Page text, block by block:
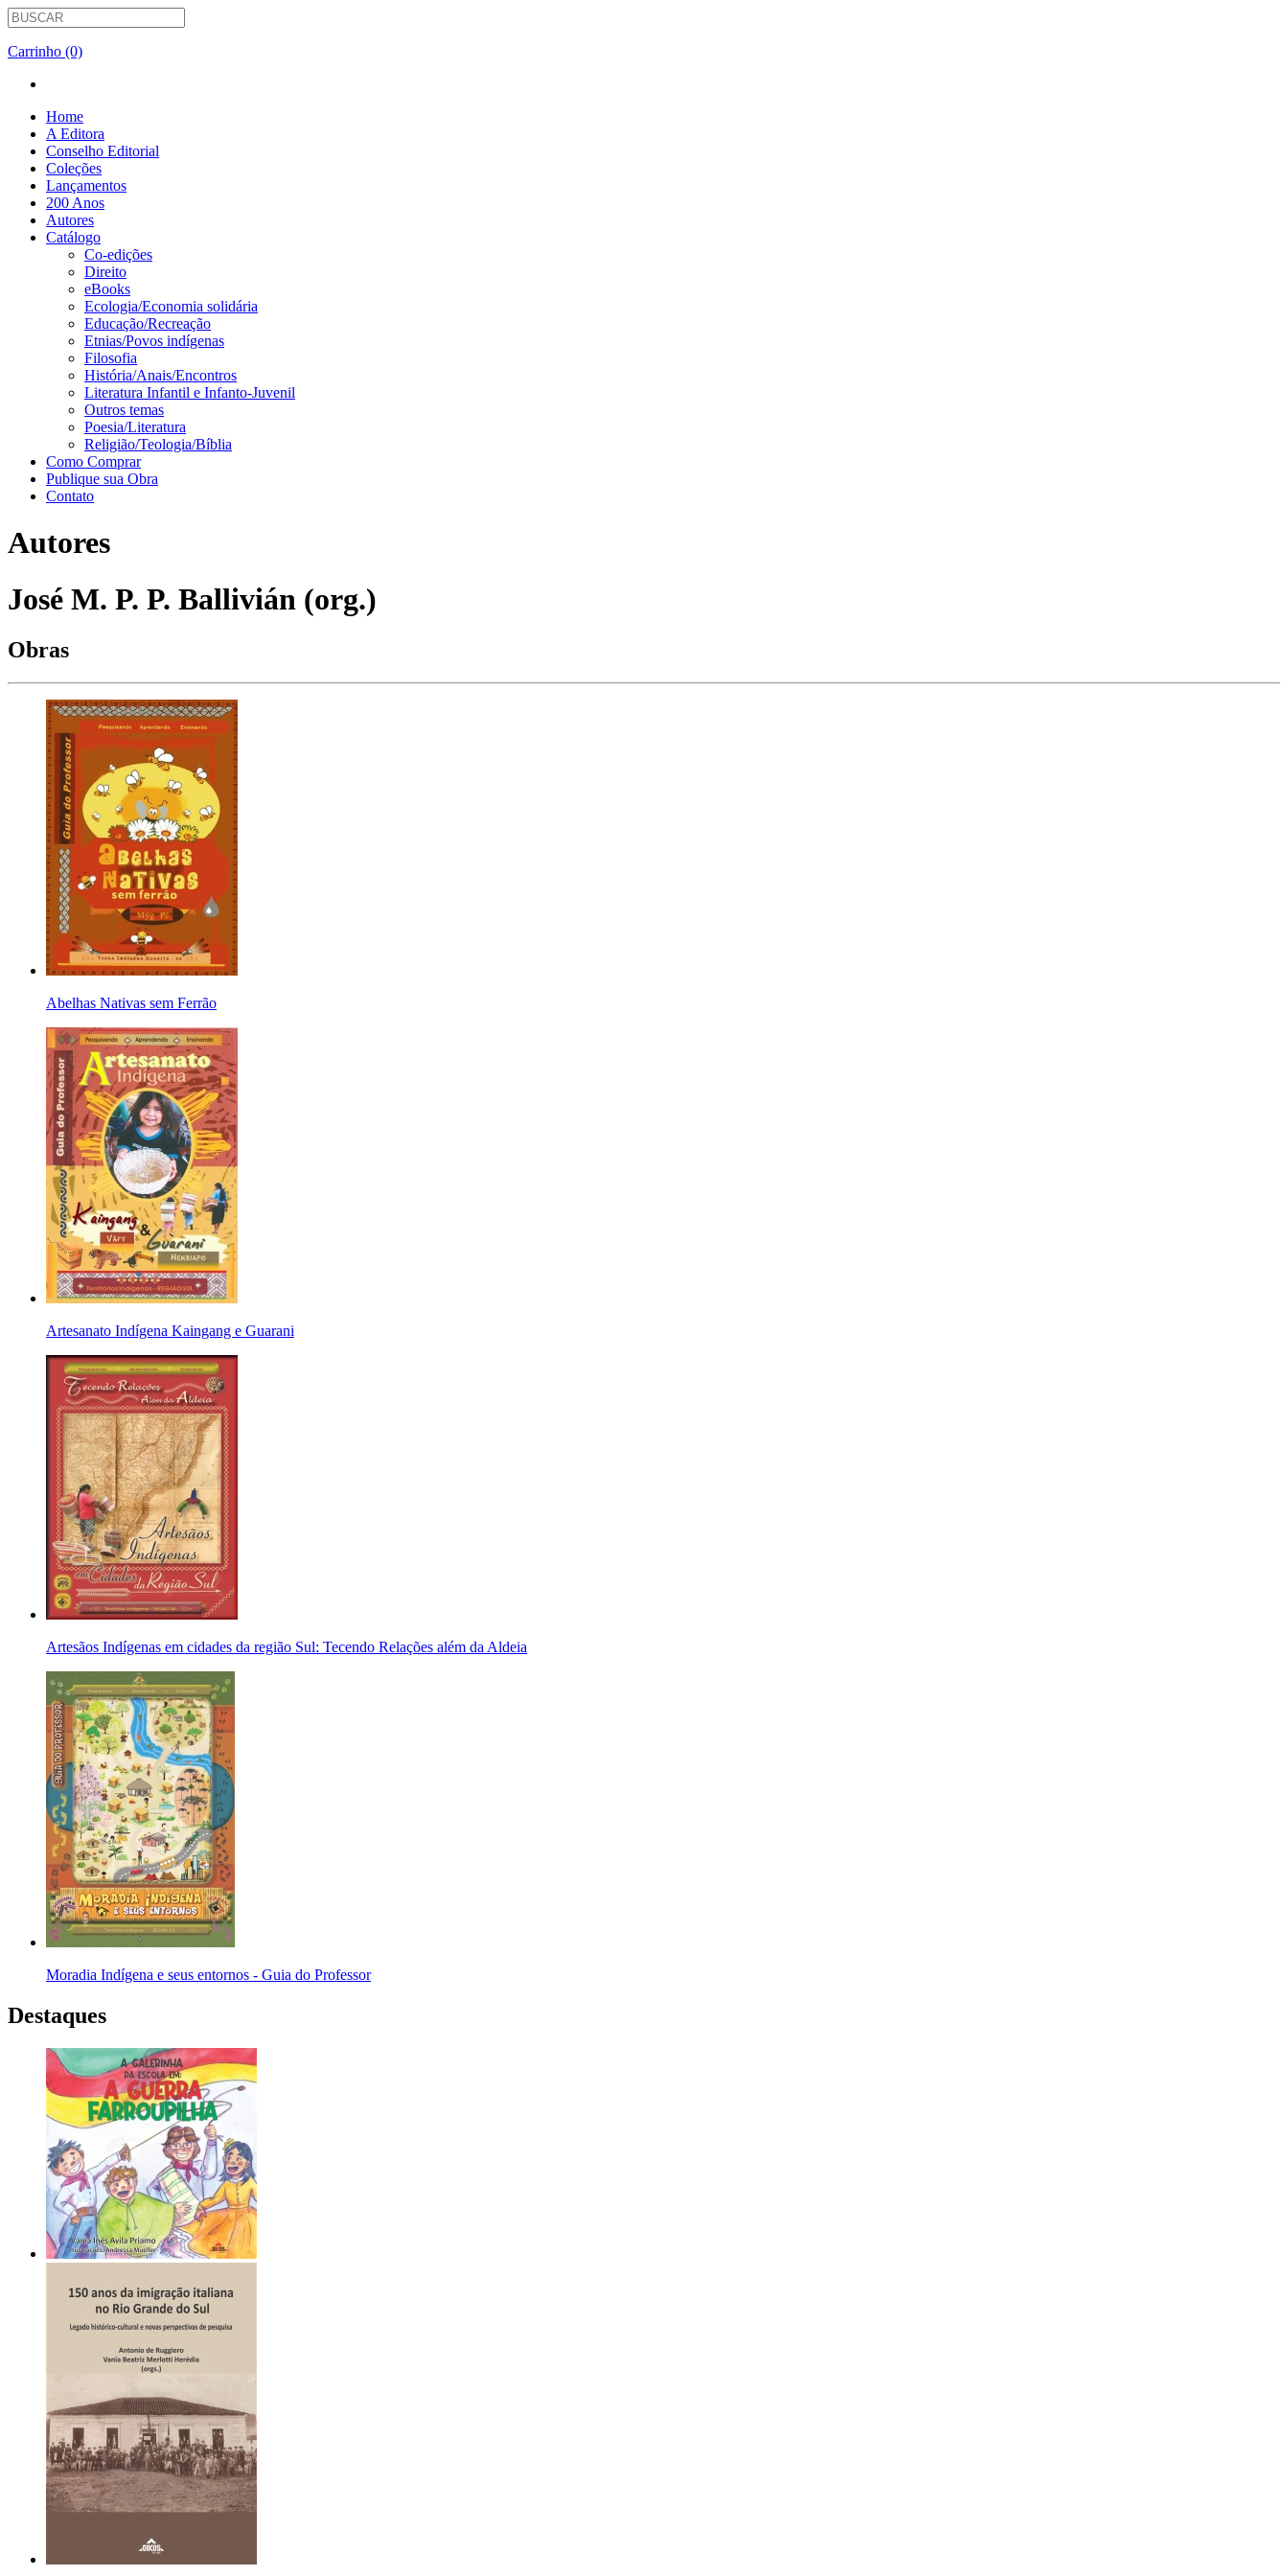
Carrinho (0)
Home
A Editora
Conselho Editorial
Coleções
Lançamentos
200 Anos
Autores
Catálogo
Co-edições
Direito
eBooks
Ecologia/Economia solidária
Educação/Recreação
Etnias/Povos indígenas
Filosofia
História/Anais/Encontros
Literatura Infantil e Infanto-Juvenil
Outros temas
Poesia/Literatura
Religião/Teologia/Bíblia
Como Comprar
Publique sua Obra
Contato
Autores
José M. P. P. Ballivián (org.)
Obras
Abelhas Nativas sem Ferrão
Artesanato Indígena Kaingang e Guarani
Artesãos Indígenas em cidades da região Sul: Tecendo Relações além da Aldeia
Moradia Indígena e seus entornos - Guia do Professor
Destaques